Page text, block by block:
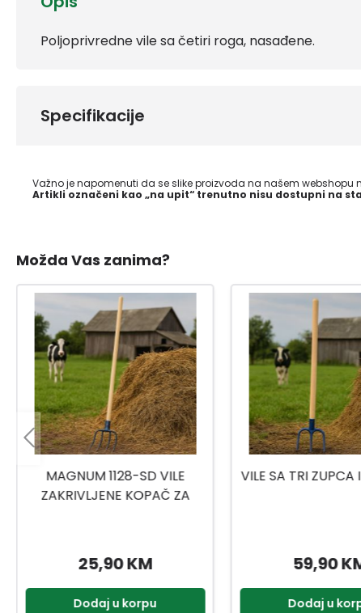
Poljoprivredne vile sa četiri roga, nasađene.
Specifikacije
Važno je napomenuti da se slike proizvoda na našem
Artikli označeni kao „na upit“ trenutno nisu dostupni na
Možda Vas zanima?
VILE SA TRI ZUPCA I DRŠKOM
59,90 KM
Dodaj u korpu